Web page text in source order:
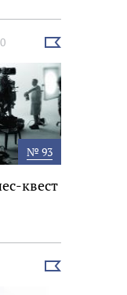
Выбрать
№ 93
квест
Выбрать